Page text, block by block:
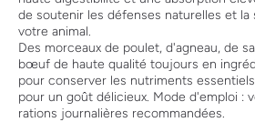
de soutenir les défenses naturelles et la
votre animal.
Des morceaux de poulet, d'agneau, de
bœuf de haute qualité toujours en
pour conserver les nutriments
pour un goût délicieux. Mode d'emploi :
rations journalières recommandées.